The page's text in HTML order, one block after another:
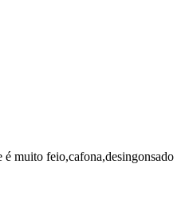
muito feio,cafona,desingonsado